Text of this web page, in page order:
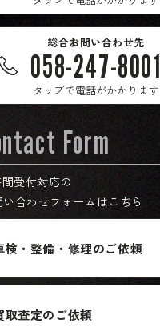
総合お問い合わせ先
058-247-8001
タップで電話がかかります
Form
間受付対応の
い合わせフォームはこちら
検・整備・修理のご依頼
取査定のご依頼